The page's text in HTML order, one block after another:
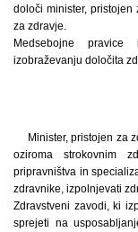
določi minister, pristojen
za zdravje.
Medsebojne
izobraževanju določita
Minister, pristojen za
oziroma strokovnim
pripravništva in
zdravnike, izpolnjevati
Zdravstveni zavodi, ki
sprejeti na